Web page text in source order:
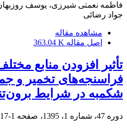
فاطمه نعمتی شیرزی، یوسف
جواد رضائی
مشاهده مقاله
اصل مقاله 363.04 K
تأثیر افزودن منابع
فراسنجه‌های تخمیر و
شکمبه در شرایط
دوره 47، شماره 1، 1395، صفحه 1-17